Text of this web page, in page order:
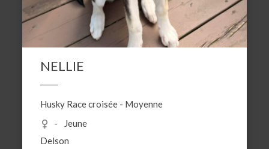
NELLIE
Husky Race croisée - Moyenne
Jeune
Delson